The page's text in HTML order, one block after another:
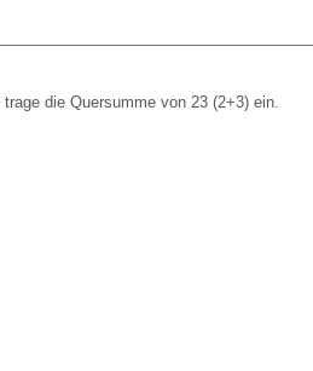
die Quersumme von 23 (2+3) ein.